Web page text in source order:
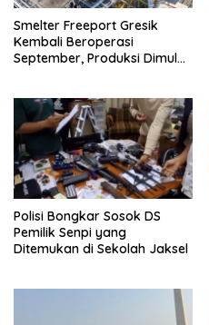
Smelter Freeport Gresik
Kembali Beroperasi
September, Produksi Dimulai
Polisi Bongkar Sosok DS
Pemilik Senpi yang
Ditemukan di Sekolah Jaksel